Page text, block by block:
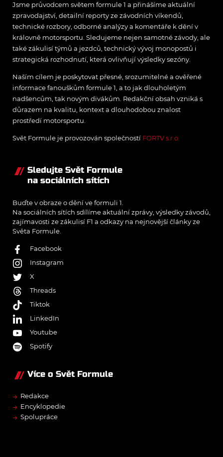
Jsme průvodcem světem formule 1 a přinášíme aktuální
zpravodajství, detailní reporty ze závodních víkendů,
technické rozbory, odborné analýzy a komentáře k dění v
královně motorsportu. Sledujeme nejen samotné závody, ale
také zákulisí týmů a jezdců, technický vývoj monopostů i
strategická rozhodnutí, která ovlivňují výsledky sezóny.
Naším cílem je poskytovat přesné, srozumitelné a ověřené
informace fanouškům formule 1, a to jak dlouholetým
nadšencům, tak novým divákům. Redakční obsah vzniká s
důrazem na kvalitu, kontext a dlouhodobou znalost
prostředí motorsportu.
Svět Formule je provozován společností FORTV s.r.o.
Sledujte Svět Formule
na sociálních sítích
Buďte v obraze o dění ve formuli 1.
Na sociálních sítích sdílíme aktuální zprávy, výsledky závodů,
zajímavosti ze zákulisí F1 a odkazy na nejnovější články ze
Světa Formule.
Facebook
Instagram
X
Threads
Tiktok
LinkedIn
Youtube
Spotify
Více o Svět Formule
→ Redakce
→ Encyklopedie
→ Spolupráce